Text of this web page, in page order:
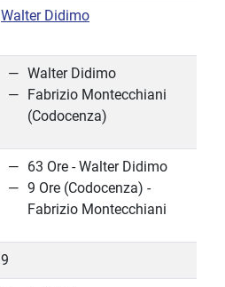
Walter Didimo
Walter Didimo
Fabrizio Montecchiani
(Codocenza)
63 Ore - Walter Didimo
9 Ore (Codocenza) -
Fabrizio Montecchiani
9